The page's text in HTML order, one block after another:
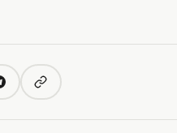
Copy link